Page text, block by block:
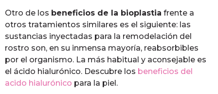
Otro de los beneficios de la bioplastia frente a
otros tratamientos similares es el siguiente: las
sustancias inyectadas para la remodelación del
rostro son, en su inmensa mayoría, reabsorbibles
por el organismo. La más habitual y aconsejable es
el ácido hialurónico. Descubre los beneficios del
acido hialurónico para la piel.